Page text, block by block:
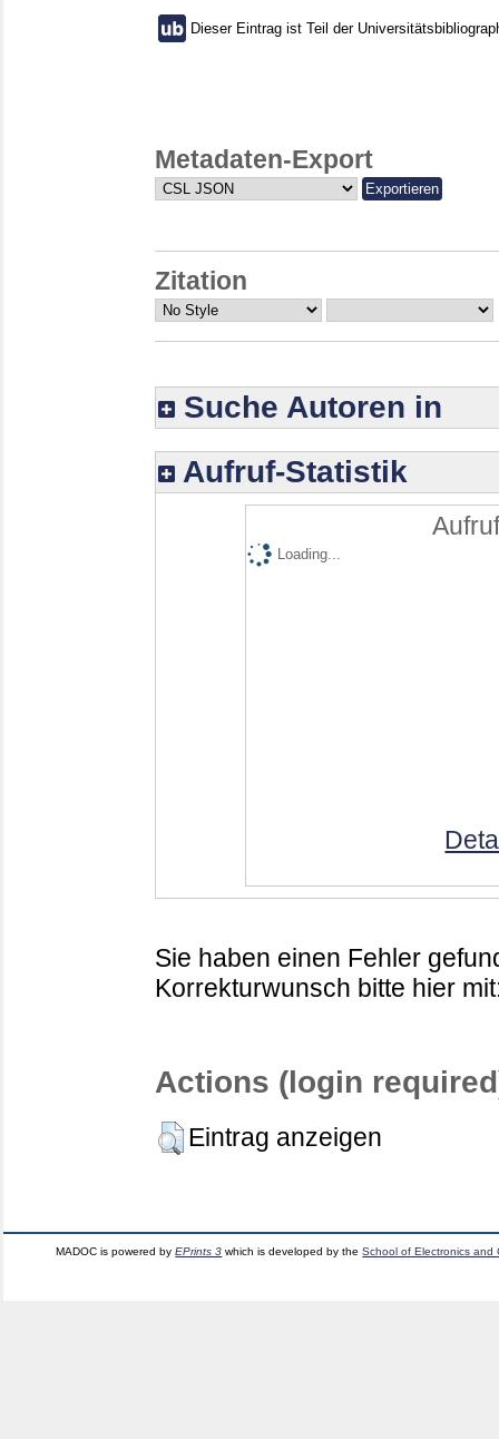
Dieser Eintrag ist Teil der
Metadaten-Export
Zitation
Suche Autoren in
Aufruf-Statistik
Loading...
Sie haben einen Fehler
Korrekturwunsch bitte hier
Actions (login
Eintrag anzeigen
MADOC is powered byEPrints 3 which is developed by theSchool of Electronics and